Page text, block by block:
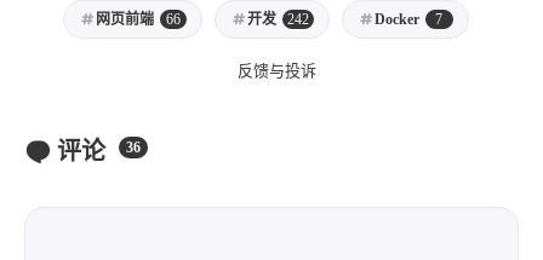
网页前端 66 开发 242 Docker 7
反馈与投诉
评论 36